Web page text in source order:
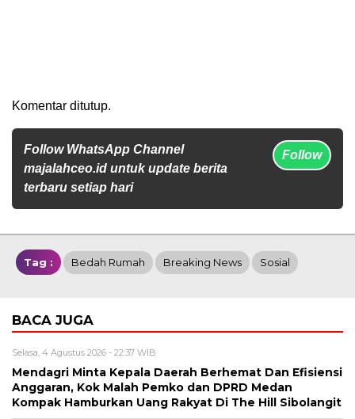
Komentar ditutup.
Follow WhatsApp Channel
majalahceo.id untuk update berita
terbaru setiap hari
Follow
Tag : Bedah Rumah Breaking News Sosial
BACA JUGA
Selasa, 4 Agustus 2026 - 22:37 WIB
Mendagri Minta Kepala Daerah Berhemat Dan Efisiensi
Anggaran, Kok Malah Pemko dan DPRD Medan
Kompak Hamburkan Uang Rakyat Di The Hill Sibolangit